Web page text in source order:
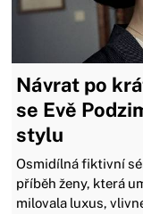
Návrat po
se Evě
stylu
Osmidílná fiktivní
příběh ženy, která
milovala luxus,